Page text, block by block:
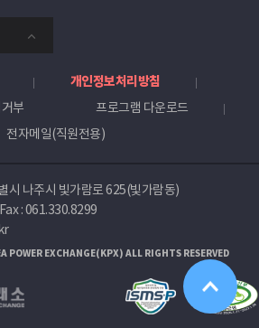
개인정보처리방침
부
프로그램 다운로드
전자메일(직원전용)
시 나주시 빛가람로 625(빛가람동)
Fax : 061.330.8299
POWER EXCHANGE(KPX) ALL RIGHTS RESERVED